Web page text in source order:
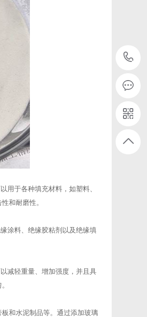
于各种填充材料，如塑料、
和耐磨性。
涂料、绝缘胶粘剂以及绝缘填
减轻重量、增加强度，并且具
和水泥制品等。通过添加玻璃